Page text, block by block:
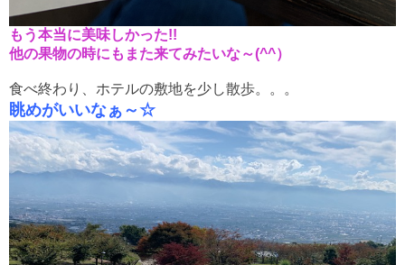
もう本当に美味しかった!!
他の果物の時にもまた来てみたいな～(^^）
食べ終わり、ホテルの敷地を少し散歩。。。
眺めがいいなぁ～☆